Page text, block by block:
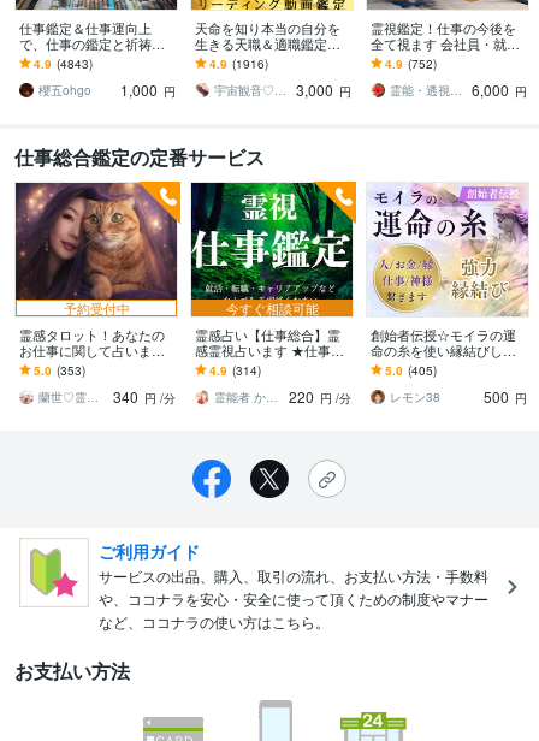
仕事鑑定＆仕事運向上
で、仕事の鑑定と祈祷を
します 霊視による仕事鑑
定と仕事運向上の祈祷セ
ット
4.9 (4843)
櫻五ohgo
1,000 円
天命を知り本当の自分を
生きる天職＆適職鑑定し
ます AIではない嘘偽りの
ないリアル動画で天命に
繋がる仕事をしよう
4.9 (1916)
宇宙観音♡白風結唯水
3,000 円
霊視鑑定！仕事の今後を
全て視ます 会社員・就職
前・パート・経営者・復
職・転職・起業・退職
4.9 (752)
霊能・透視者HAIBARA
6,000 円
仕事総合鑑定の定番サービス
予約受付中
霊感タロット！あなたの
お仕事に関して占います
現職、人間関係、転職・
退職・独立、どちらを選
べばいいかなど
5.0 (353)
蘭世♡霊感タロット占い師
340 円 /分
今すぐ相談可能
霊感占い【仕事総合】霊
感霊視占います ★仕事占
い★仕事の悩み★人間関
係★適職★転職★天職★
使命★
4.9 (314)
霊能者 かなえ夢 ✨️人間パワースポット
220 円 /分
創始者伝授☆モイラの運
命の糸を使い縁結びしま
す 人・仕事・お金・運
気・家族の縁結びをし絆
を強めます。
5.0 (405)
レモン38
500 円
ご利用ガイド
サービスの出品、購入、取引の流れ、お支払い方法・手数料
や、ココナラを安心・安全に使って頂くための制度やマナー
など、ココナラの使い方はこちら。
お支払い方法